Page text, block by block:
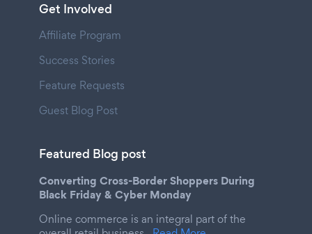
Get Involved
Affiliate Program
Success Stories
Feature Requests
Guest Blog Post
Featured Blog post
Converting Cross-Border Shoppers During
Black Friday & Cyber Monday
Online commerce is an integral part of the